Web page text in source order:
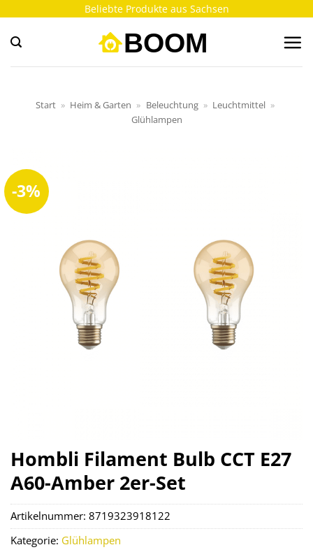
springen
Beliebte Produkte aus Sachsen
Start » Heim & Garten » Beleuchtung » Leuchtmittel »
Glühlampen
-3%
Hombli Filament Bulb CCT E27
A60-Amber 2er-Set
Artikelnummer: 8719323918122
Kategorie: Glühlampen